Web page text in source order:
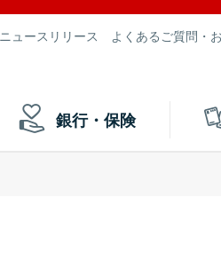
ニュースリリース よくあるご質問・
銀行・保険